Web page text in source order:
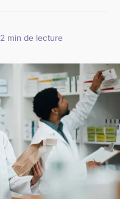
2 min de lecture